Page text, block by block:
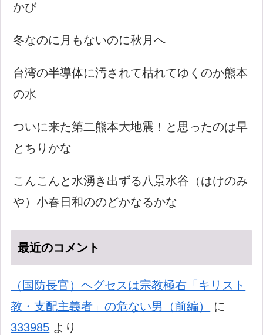
かび
冬なのに月もないのに秋月へ
台湾の半導体に汚されて枯れてゆくのか熊本
の水
ついに来た第二熊本大地震！と思ったのは早
とちりかな
こんこんと水湧き出ずる八景水谷（はけのみ
や）小春日和ののどかなるかな
最近のコメント
（国防長官）ヘグセスは宗教極右「キリスト
教・支配主義者」の危ない男（前編）
に
333985 より